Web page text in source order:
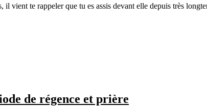
il vient te rappeler que tu es assis devant elle depuis très
de régence et prière